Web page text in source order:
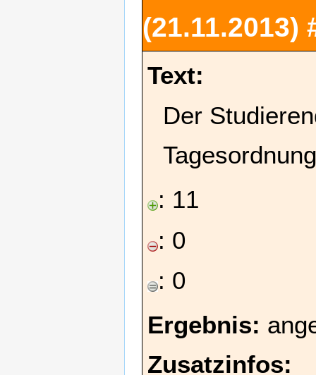
Text:
Der
: 11
: 0
: 0
Ergebnis:
Zusatzinfos: